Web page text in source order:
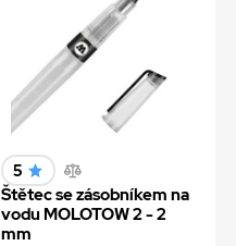
5
Štětec se zásobníkem na
vodu MOLOTOW 2 - 2
mm